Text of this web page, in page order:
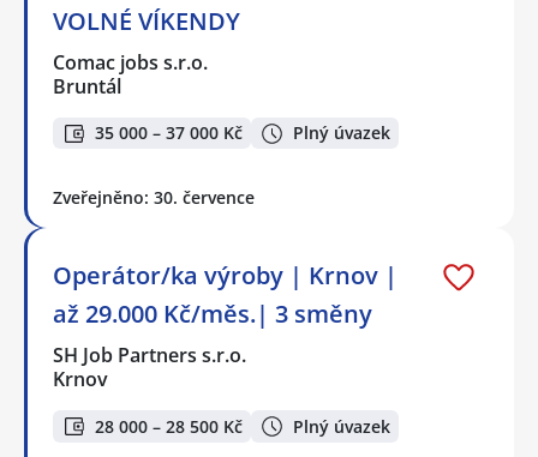
VOLNÉ VÍKENDY
Comac jobs s.r.o.
Bruntál
35 000 – 37 000 Kč Plný úvazek
Zveřejněno: 30. července
Operátor/ka výroby | Krnov |
až 29.000 Kč/měs.| 3 směny
SH Job Partners s.r.o.
Krnov
28 000 – 28 500 Kč Plný úvazek